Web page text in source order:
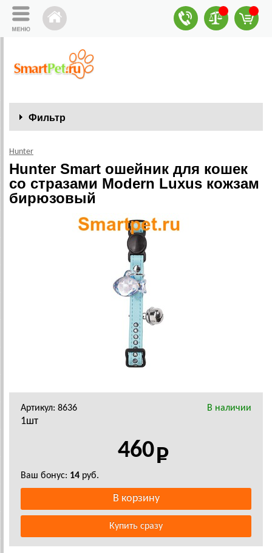
Фильтр
Hunter
Hunter Smart ошейник для кошек
со стразами Modern Luxus кожзам
бирюзовый
Артикул: 8636 В наличии
1шт
460
Ваш бонус: 14 руб.